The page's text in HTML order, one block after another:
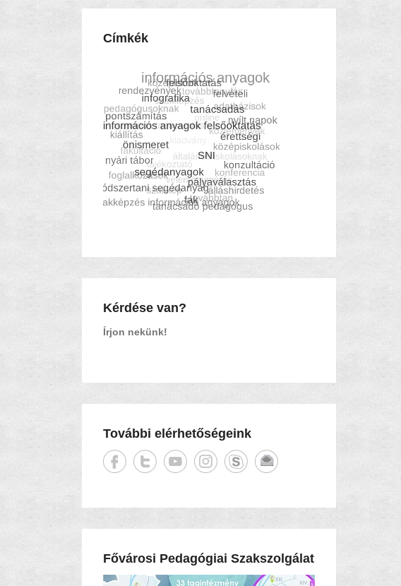
Címkék
Kérdése van?
Írjon nekünk!
További elérhetőségeink
Fővárosi Pedagógiai Szakszolgálat